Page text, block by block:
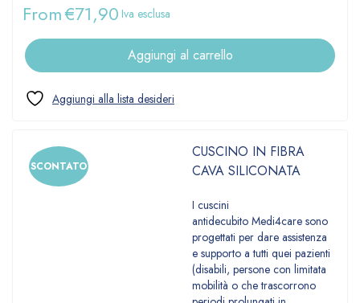
From€71,90 Iva esclusa
Aggiungi al carrello
SCONTATO
CUSCINO IN FIBRA
CAVA SILICONATA
I cuscini
antidecubito Medi4care sono
progettati per dare assistenza
e supporto a tutti quei pazienti
(disabili, persone con limitata
mobilità o che trascorrono